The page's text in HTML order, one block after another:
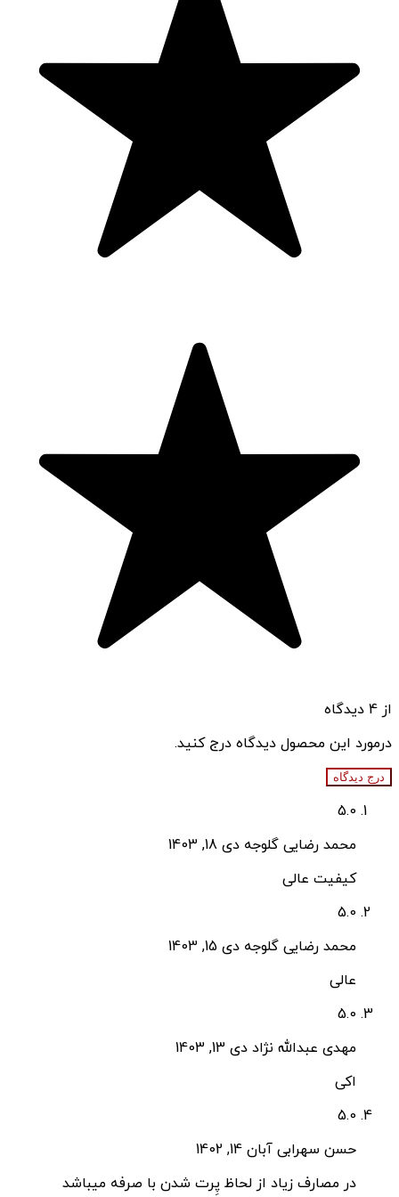
از 4 دیدگاه
درمورد این محصول دیدگاه درج کنید.
درج دیدگاه
5.0
محمد رضایی گلوجه دی 18, 1403
کیفیت عالی
5.0
محمد رضایی گلوجه دی 15, 1403
عالی
5.0
مهدی عبدالله نژاد دی 13, 1403
اکی
5.0
حسن سهرابی آبان 14, 1402
در مصارف زیاد از لحاظ پِرت شدن با صرفه میباشد